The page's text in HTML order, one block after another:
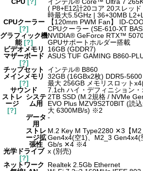
( P8+E12計20コア 20スレッ
時最大5.5GHz | 36+30MB
CPUクーラー
[?]
【120mm PWM Fan】 ID-
CPUクーラー (SE-610-XT
グラフィック機
能[?]
NVIDIA® GeForce RTX™
GPUサポートホルダー搭載
ビデオメモリ
16GB (GDDR7)
マザーボード
[?]
ASUS TUF GAMING B860-
チップセット
インテル® B860
メインメモリ
[?]
32GB (16GBx2枚) DDR5-5600
最大 256GB メモリスロット
サウンド
7.1ch ハイ・デフィニション・
ストレ
ージ
[?]
システ
ム用
2TB SSD (M.2規格 / NVMe
EVO Plus MZV9S2T0BIT (読
大 6300MB/s) ※2
データ
用
-
ストレ
ージ拡
張性
M.2 Key M Type2280 ✕3【
Gen4x4(空1)、M2_3
Gb/s ✕4 ※4
光学ドライブ
[?]
x (別売)
ネットワーク
Realtek 2.5Gb Ethernet